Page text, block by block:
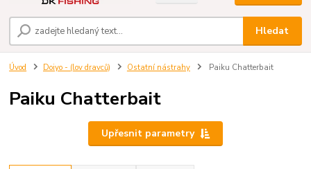
Hledat
Úvod Doiyo - (lov dravců) Ostatní nástrahy Paiku Chatterbait
Paiku Chatterbait
Upřesnit parametry